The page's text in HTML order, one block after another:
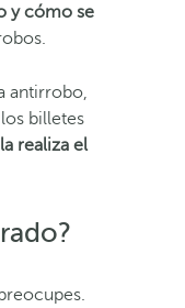
y cómo se
antirrobo,
los billetes
realiza el